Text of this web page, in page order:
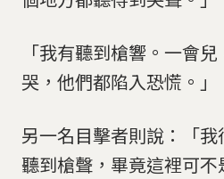
「我有聽到槍響。一會
哭，他們都陷入恐慌。」
另一名目擊者則說：「
聽到槍聲，畢竟這裡可